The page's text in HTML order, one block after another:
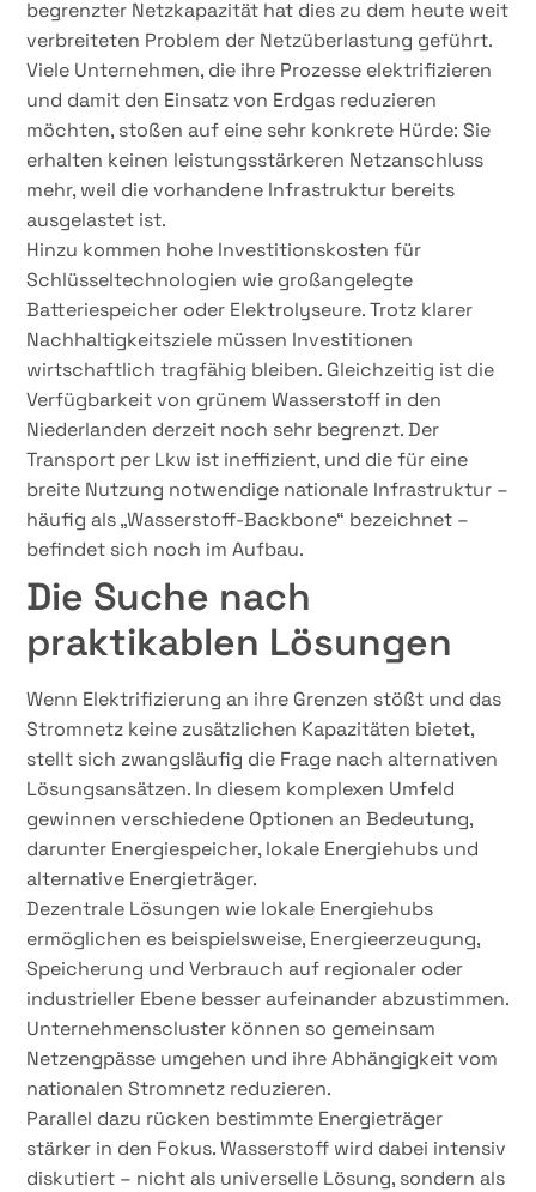
begrenzter Netzkapazität hat dies zu dem heute weit
verbreiteten Problem der Netzüberlastung geführt.
Viele Unternehmen, die ihre Prozesse elektrifizieren
und damit den Einsatz von Erdgas reduzieren
möchten, stoßen auf eine sehr konkrete Hürde: Sie
erhalten keinen leistungsstärkeren Netzanschluss
mehr, weil die vorhandene Infrastruktur bereits
ausgelastet ist.
Hinzu kommen hohe Investitionskosten für
Schlüsseltechnologien wie großangelegte
Batteriespeicher oder Elektrolyseure. Trotz klarer
Nachhaltigkeitsziele müssen Investitionen
wirtschaftlich tragfähig bleiben. Gleichzeitig ist die
Verfügbarkeit von grünem Wasserstoff in den
Niederlanden derzeit noch sehr begrenzt. Der
Transport per Lkw ist ineffizient, und die für eine
breite Nutzung notwendige nationale Infrastruktur –
häufig als „Wasserstoff-Backbone“ bezeichnet –
befindet sich noch im Aufbau.
Die Suche nach
praktikablen Lösungen
Wenn Elektrifizierung an ihre Grenzen stößt und das
Stromnetz keine zusätzlichen Kapazitäten bietet,
stellt sich zwangsläufig die Frage nach alternativen
Lösungsansätzen. In diesem komplexen Umfeld
gewinnen verschiedene Optionen an Bedeutung,
darunter Energiespeicher, lokale Energiehubs und
alternative Energieträger.
Dezentrale Lösungen wie lokale Energiehubs
ermöglichen es beispielsweise, Energieerzeugung,
Speicherung und Verbrauch auf regionaler oder
industrieller Ebene besser aufeinander abzustimmen.
Unternehmenscluster können so gemeinsam
Netzengpässe umgehen und ihre Abhängigkeit vom
nationalen Stromnetz reduzieren.
Parallel dazu rücken bestimmte Energieträger
stärker in den Fokus. Wasserstoff wird dabei intensiv
diskutiert – nicht als universelle Lösung, sondern als